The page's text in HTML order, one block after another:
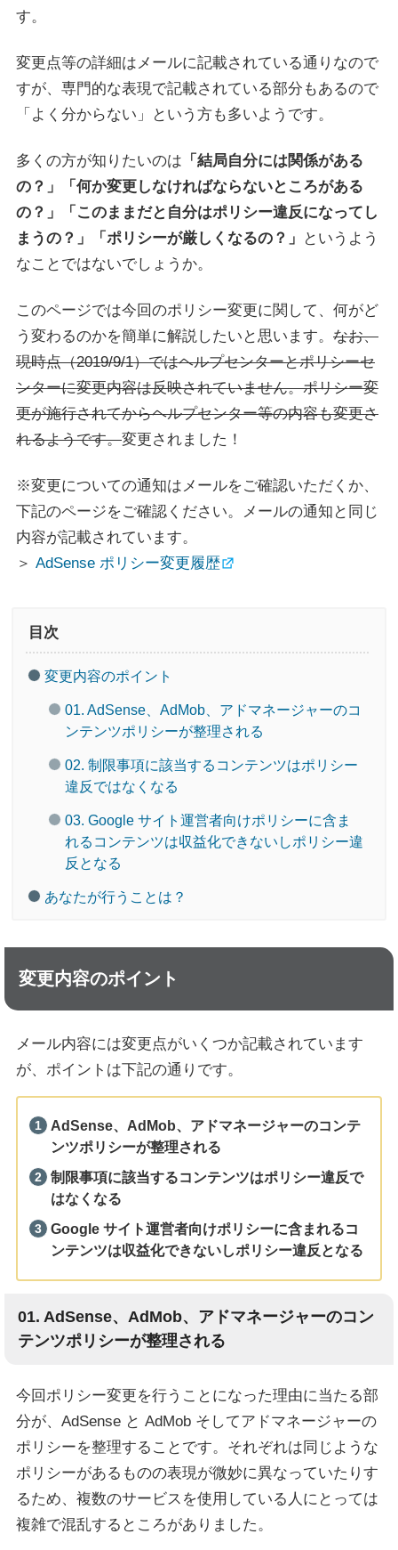
す。
変更点等の詳細はメールに記載されている通りなので
すが、専門的な表現で記載されている部分もあるので
「よく分からない」という方も多いようです。
多くの方が知りたいのは 「結局自分には関係がある
の？」「何か変更しなければならないところがある
の？」「このままだと自分はポリシー違反になってし
まうの？」「ポリシーが厳しくなるの？」
というよう
なことではないでしょうか。
このページでは今回のポリシー変更に関して、何がど
う変わるのかを簡単に解説したいと思います。 なお、
現時点（2019/9/1）ではヘルプセンターとポリシーセ
ンターに変更内容は反映されていません。ポリシー変
更が施行されてからヘルプセンター等の内容も変更さ
れるようです。変更されました！
※変更についての通知はメールをご確認いただくか、
下記のページをご確認ください。メールの通知と同じ
内容が記載されています。
＞ AdSense ポリシー変更履歴
目次
変更内容のポイント
01. AdSense、AdMob、アドマネージャーのコ
ンテンツポリシーが整理される
02. 制限事項に該当するコンテンツはポリシー
違反ではなくなる
03. Google サイト運営者向けポリシーに含ま
れるコンテンツは収益化できないしポリシー違
反となる
あなたが行うことは？
変更内容のポイント
メール内容には変更点がいくつか記載されています
が、ポイントは下記の通りです。
AdSense、AdMob、アドマネージャーのコンテ
ンツポリシーが整理される
制限事項に該当するコンテンツはポリシー違反で
はなくなる
Google サイト運営者向けポリシーに含まれるコ
ンテンツは収益化できないしポリシー違反となる
01. AdSense、AdMob、アドマネージャーのコン
テンツポリシーが整理される
今回ポリシー変更を行うことになった理由に当たる部
分が、AdSense と AdMob そしてアドマネージャーの
ポリシーを整理することです。それぞれは同じような
ポリシーがあるものの表現が微妙に異なっていたりす
るため、複数のサービスを使用している人にとっては
複雑で混乱するところがありました。